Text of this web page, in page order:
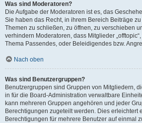
Was sind Moderatoren?
Die Aufgabe der Moderatoren ist es, das
Sie haben das Recht, in ihrem Bereich Beiträge
Themen zu schließen, zu öffnen, zu verschieben
verhindern Moderatoren, dass Mitglieder
Thema Passendes, oder Beleidigendes bzw.
Nach oben
Was sind Benutzergruppen?
Benutzergruppen sind Gruppen von Mitgliedern,
in für die Board-Administration verwaltbare
kann mehreren Gruppen angehören und jeder
Berechtigungen zugeteilt werden. Dies erleichtert
Berechtigungen für mehrere Benutzer auf einmal